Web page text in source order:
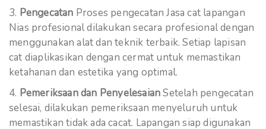
Pengecatan Proses pengecatan Jasa cat lapangan
Nias profesional dilakukan secara profesional dengan
menggunakan alat dan teknik terbaik. Setiap lapisan
cat diaplikasikan dengan cermat untuk memastikan
ketahanan dan estetika yang optimal.
Pemeriksaan dan PenyelesaianSetelah pengecatan
selesai, dilakukan pemeriksaan menyeluruh untuk
memastikan tidak ada cacat. Lapangan siap digunakan